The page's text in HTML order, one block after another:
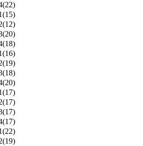
(22)
(15)
(12)
(20)
(18)
(16)
(19)
(18)
(20)
(17)
(17)
(17)
(17)
(22)
(19)